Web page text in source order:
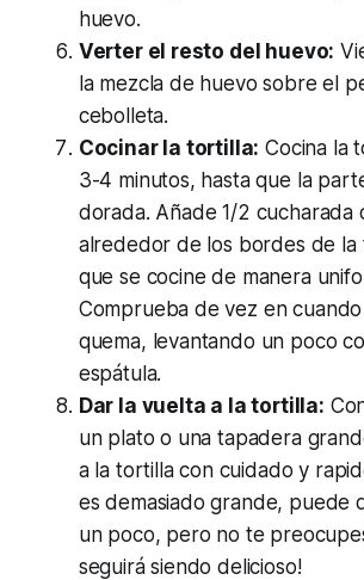
huevo.
Verter el resto del huevo:
la mezcla de huevo sobre el
cebolleta.
Cocinar la tortilla: Cocina la
3-4 minutos, hasta que la
dorada. Añade 1/2 cucharada
alrededor de los bordes de la
que se cocine de manera
Comprueba de vez en
quema, levantando un poco
espátula.
Dar la vuelta a la tortilla:
un plato o una tapadera
a la tortilla con cuidado y
es demasiado grande, puede
un poco, pero no te
seguirá siendo delicioso!